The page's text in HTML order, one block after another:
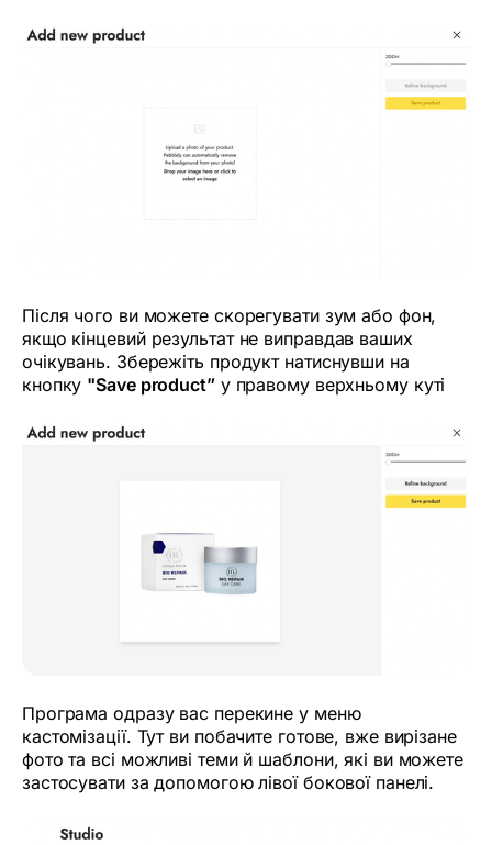
Після чого ви можете скорегувати зум або фон,
якщо кінцевий результат не виправдав ваших
очікувань. Збережіть продукт натиснувши на
кнопку "Save product”у правому верхньому куті
Програма одразу вас перекине у меню
кастомізації. Тут ви побачите готове, вже вирізане
фото та всі можливі теми й шаблони, які ви можете
застосувати за допомогою лівої бокової панелі.